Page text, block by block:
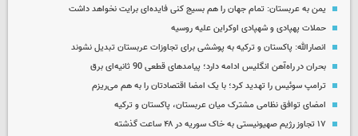
یمن به عربستان: تمام جهان را هم بسیج کنی فایده‌ای برایت نخواهد داشت
حملات پهپادی و شهپادی اوکراین علیه روسیه
انصارالله: پاکستان و ترکیه به پوششی برای تجاوزات عربستان تبدیل نشوند
بحران در راه‌آهن انگلیس ادامه دارد؛ پیامدهای قطعی 90 ثانیه‌ای برق
ترامپ سوئیس را تهدید کرد؛ با یک امضا اقتصادتان را به هم می‌ریزم
امضای توافق نظامی مشترک میان عربستان، پاکستان و ترکیه
۱۷ تجاوز رژیم صهیونیستی به خاک سوریه در ۴۸ ساعت گذشته